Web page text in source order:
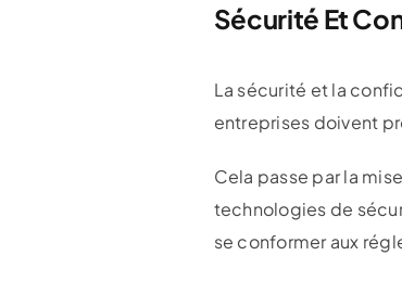
Sécurité Et
La sécurité et la
entreprises doivent
Cela passe par la
technologies de
se conformer aux